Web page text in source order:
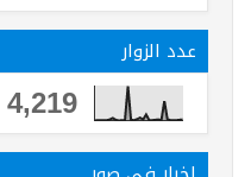
عدد الزوار
4,219